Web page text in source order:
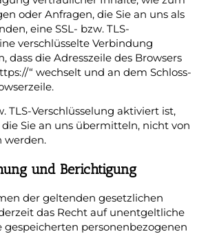
oder Anfragen, die Sie an uns als
eine SSL- bzw. TLS-
verschlüsselte Verbindung
dass die Adresszeile des Browsers
“ wechselt und an dem Schloss-
TLS-Verschlüsselung aktiviert ist,
Sie an uns übermitteln, nicht von
werden.
und Berichtigung
der geltenden gesetzlichen
das Recht auf unentgeltliche
personenbezogenen